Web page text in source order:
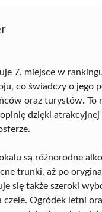
7. miejsce w
co świadczy o jego
oraz turystów. To
dzięki
są różnorodne
trunki, aż po
się także szeroki
czele. Ogródek letni